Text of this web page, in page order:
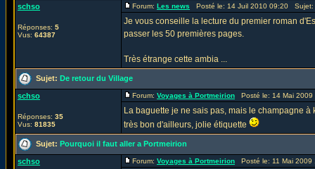
schso
Réponses: 5
Vus: 64387
Forum: Les news Posté le: 14 Juil 2010 09:20 Sujet:
Je vous conseille la lecture du premier roman
passer les 50 premières pages.
Très étrange cette ambia ...
Sujet: De retour du Village
schso
Réponses: 35
Vus: 81835
Forum: Voyages à Portmeirion Posté le: 14 Mai
La baguette je ne sais pas, mais le champagne à
très bon d'ailleurs, jolie étiquette
Sujet: Pourquoi il faut aller a Portmeirion
schso Forum: Voyages à Portmeirion Posté le: 11 Mai